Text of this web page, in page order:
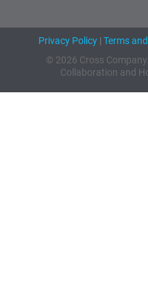
Privacy Policy| Terms
© 2026 Cross
Collaboration and